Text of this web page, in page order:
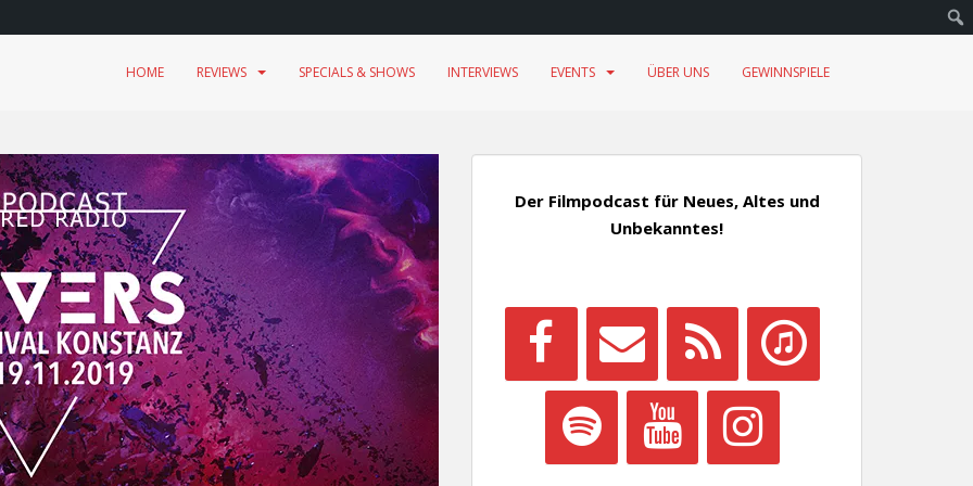
HOME REVIEWS SPECIALS & SHOWS INTERVIEWS EVENTS ÜBER UNS GEWINNSPIELE
Der Filmpodcast für Neues, Altes und
Unbekanntes!